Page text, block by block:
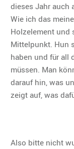
dieses Jahr auch
Wie ich das
Holzelement und
Mittelpunkt. Hun
haben und für all
müssen. Man
darauf hin, was
zeigt auf, was
Also bitte nicht